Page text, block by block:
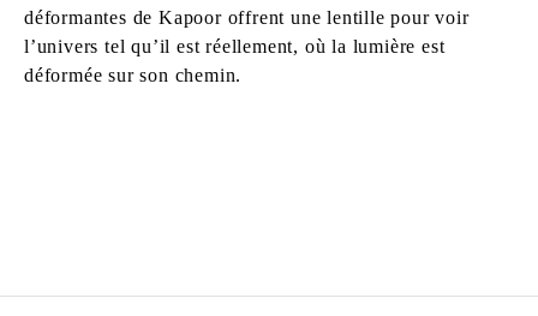
déformantes de Kapoor offrent une lentille pour voir
l’univers tel qu’il est réellement, où la lumière est
déformée sur son chemin.